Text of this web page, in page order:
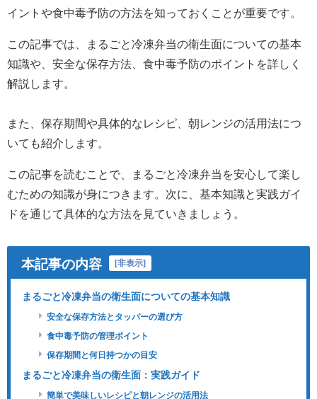
イントや食中毒予防の方法を知っておくことが重要です。
この記事では、まるごと冷凍弁当の衛生面についての基本
知識や、安全な保存方法、食中毒予防のポイントを詳しく
解説します。
また、保存期間や具体的なレシピ、朝レンジの活用法につ
いても紹介します。
この記事を読むことで、まるごと冷凍弁当を安心して楽し
むための知識が身につきます。次に、基本知識と実践ガイ
ドを通じて具体的な方法を見ていきましょう。
本記事の内容 非表示
まるごと冷凍弁当の衛生面についての基本知識
安全な保存方法とタッパーの選び方
食中毒予防の管理ポイント
保存期間と何日持つかの目安
まるごと冷凍弁当の衛生面：実践ガイド
簡単で美味しいレシピと朝レンジの活用法